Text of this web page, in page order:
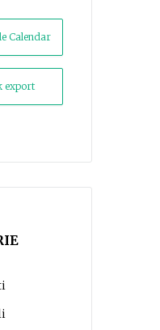
Calendar
export